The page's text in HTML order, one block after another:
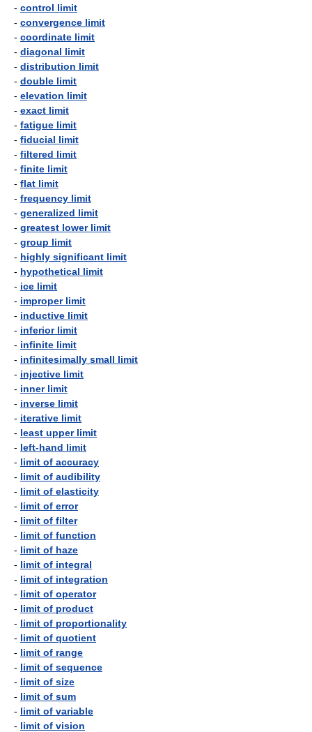
- control limit
- convergence limit
- coordinate limit
- diagonal limit
- distribution limit
- double limit
- elevation limit
- exact limit
- fatigue limit
- fiducial limit
- filtered limit
- finite limit
- flat limit
- frequency limit
- generalized limit
- greatest lower limit
- group limit
- highly significant limit
- hypothetical limit
- ice limit
- improper limit
- inductive limit
- inferior limit
- infinite limit
- infinitesimally small limit
- injective limit
- inner limit
- inverse limit
- iterative limit
- least upper limit
- left-hand limit
- limit of accuracy
- limit of audibility
- limit of elasticity
- limit of error
- limit of filter
- limit of function
- limit of haze
- limit of integral
- limit of integration
- limit of operator
- limit of product
- limit of proportionality
- limit of quotient
- limit of range
- limit of sequence
- limit of size
- limit of sum
- limit of variable
- limit of vision